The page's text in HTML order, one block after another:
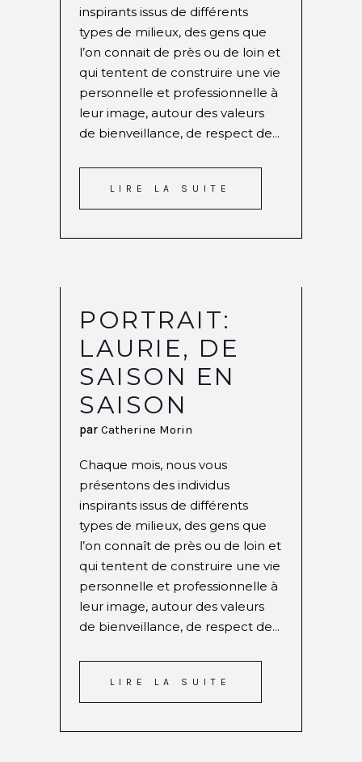
inspirants issus de différents
types de milieux, des gens que
l’on connait de près ou de loin et
qui tentent de construire une vie
personnelle et professionnelle à
leur image, autour des valeurs
de bienveillance, de respect de...
LIRE LA SUITE
PORTRAIT:
LAURIE, DE
SAISON EN
SAISON
par Catherine Morin
Chaque mois, nous vous
présentons des individus
inspirants issus de différents
types de milieux, des gens que
l’on connaît de près ou de loin et
qui tentent de construire une vie
personnelle et professionnelle à
leur image, autour des valeurs
de bienveillance, de respect de...
LIRE LA SUITE